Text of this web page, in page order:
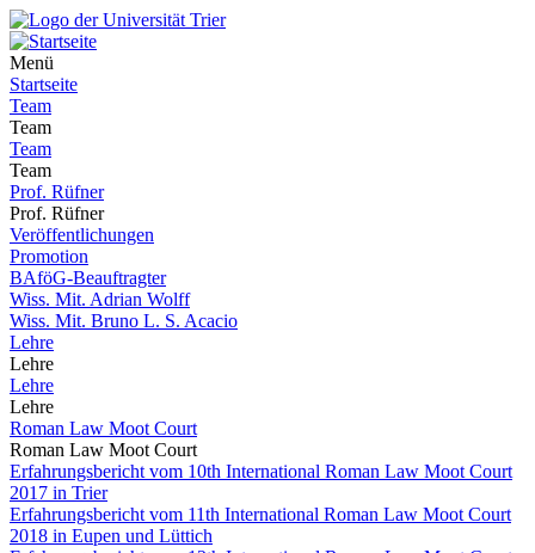
Menü
Startseite
Team
Team
Team
Team
Prof. Rüfner
Prof. Rüfner
Veröffentlichungen
Promotion
BAföG-Beauftragter
Wiss. Mit. Adrian Wolff
Wiss. Mit. Bruno L. S. Acacio
Lehre
Lehre
Lehre
Lehre
Roman Law Moot Court
Roman Law Moot Court
Erfahrungsbericht vom 10th International Roman Law Moot Court
2017 in Trier
Erfahrungsbericht vom 11th International Roman Law Moot Court
2018 in Eupen und Lüttich